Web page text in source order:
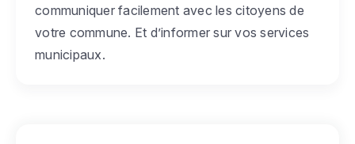
communiquer facilement avec les citoyens de
votre commune. Et d’informer sur vos services
municipaux.